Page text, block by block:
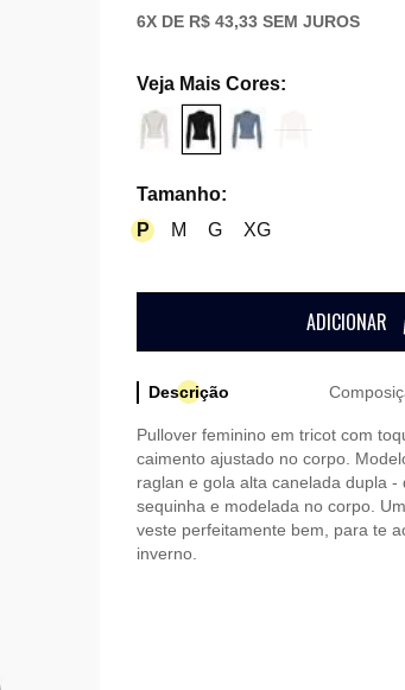
6X DE R$ 43,33SEM JUROS
Veja Mais Cores:
Tamanho:
P
M G XG
ADICIONAR
Descrição
Pullover feminino em tricot com
caimento ajustado no corpo.
raglan e gola alta canelada dupla -
sequinha e modelada no corpo.
veste perfeitamente bem, para te
inverno.